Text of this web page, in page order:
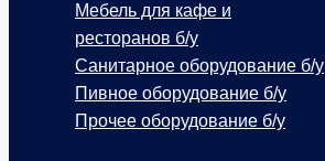
Мебель для кафе и
ресторанов б/у
Санитарное оборудование б/у
Пивное оборудование б/у
Прочее оборудование б/у